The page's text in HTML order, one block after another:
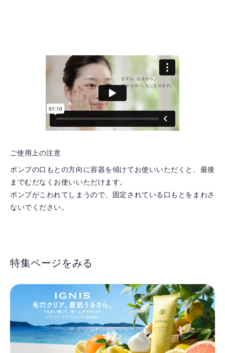
ご使用上の注意
ポンプの口もとの方向に容器を傾けてお使いいただくと、最後
までむだなくお使いいただけます。
ポンプがこわれてしまうので、固定されている口もとをまわさ
ないでください。
特集ページをみる